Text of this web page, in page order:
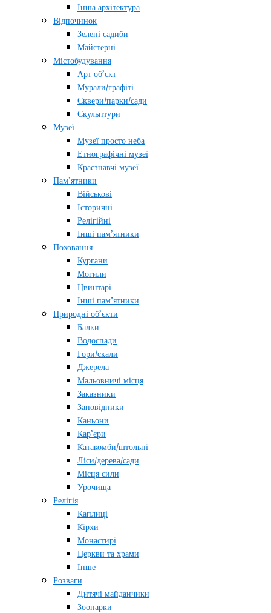
Інша архітектура
Відпочинок
Зелені садиби
Майстерні
Містобудування
Арт-об’єкт
Мурали/графіті
Сквери/парки/сади
Скульптури
Музеї
Музеї просто неба
Етнографічні музеї
Краєзнавчі музеї
Пам’ятники
Військові
Історичні
Релігійні
Інші пам’ятники
Поховання
Кургани
Могили
Цвинтарі
Інші пам’ятники
Природні об’єкти
Балки
Водоспади
Гори/скали
Джерела
Мальовничі місця
Заказники
Заповідники
Каньони
Кар’єри
Катакомби/штольні
Ліси/дерева/сади
Місця сили
Урочища
Релігія
Каплиці
Кірхи
Монастирі
Церкви та храми
Інше
Розваги
Дитячі майданчики
Зоопарки